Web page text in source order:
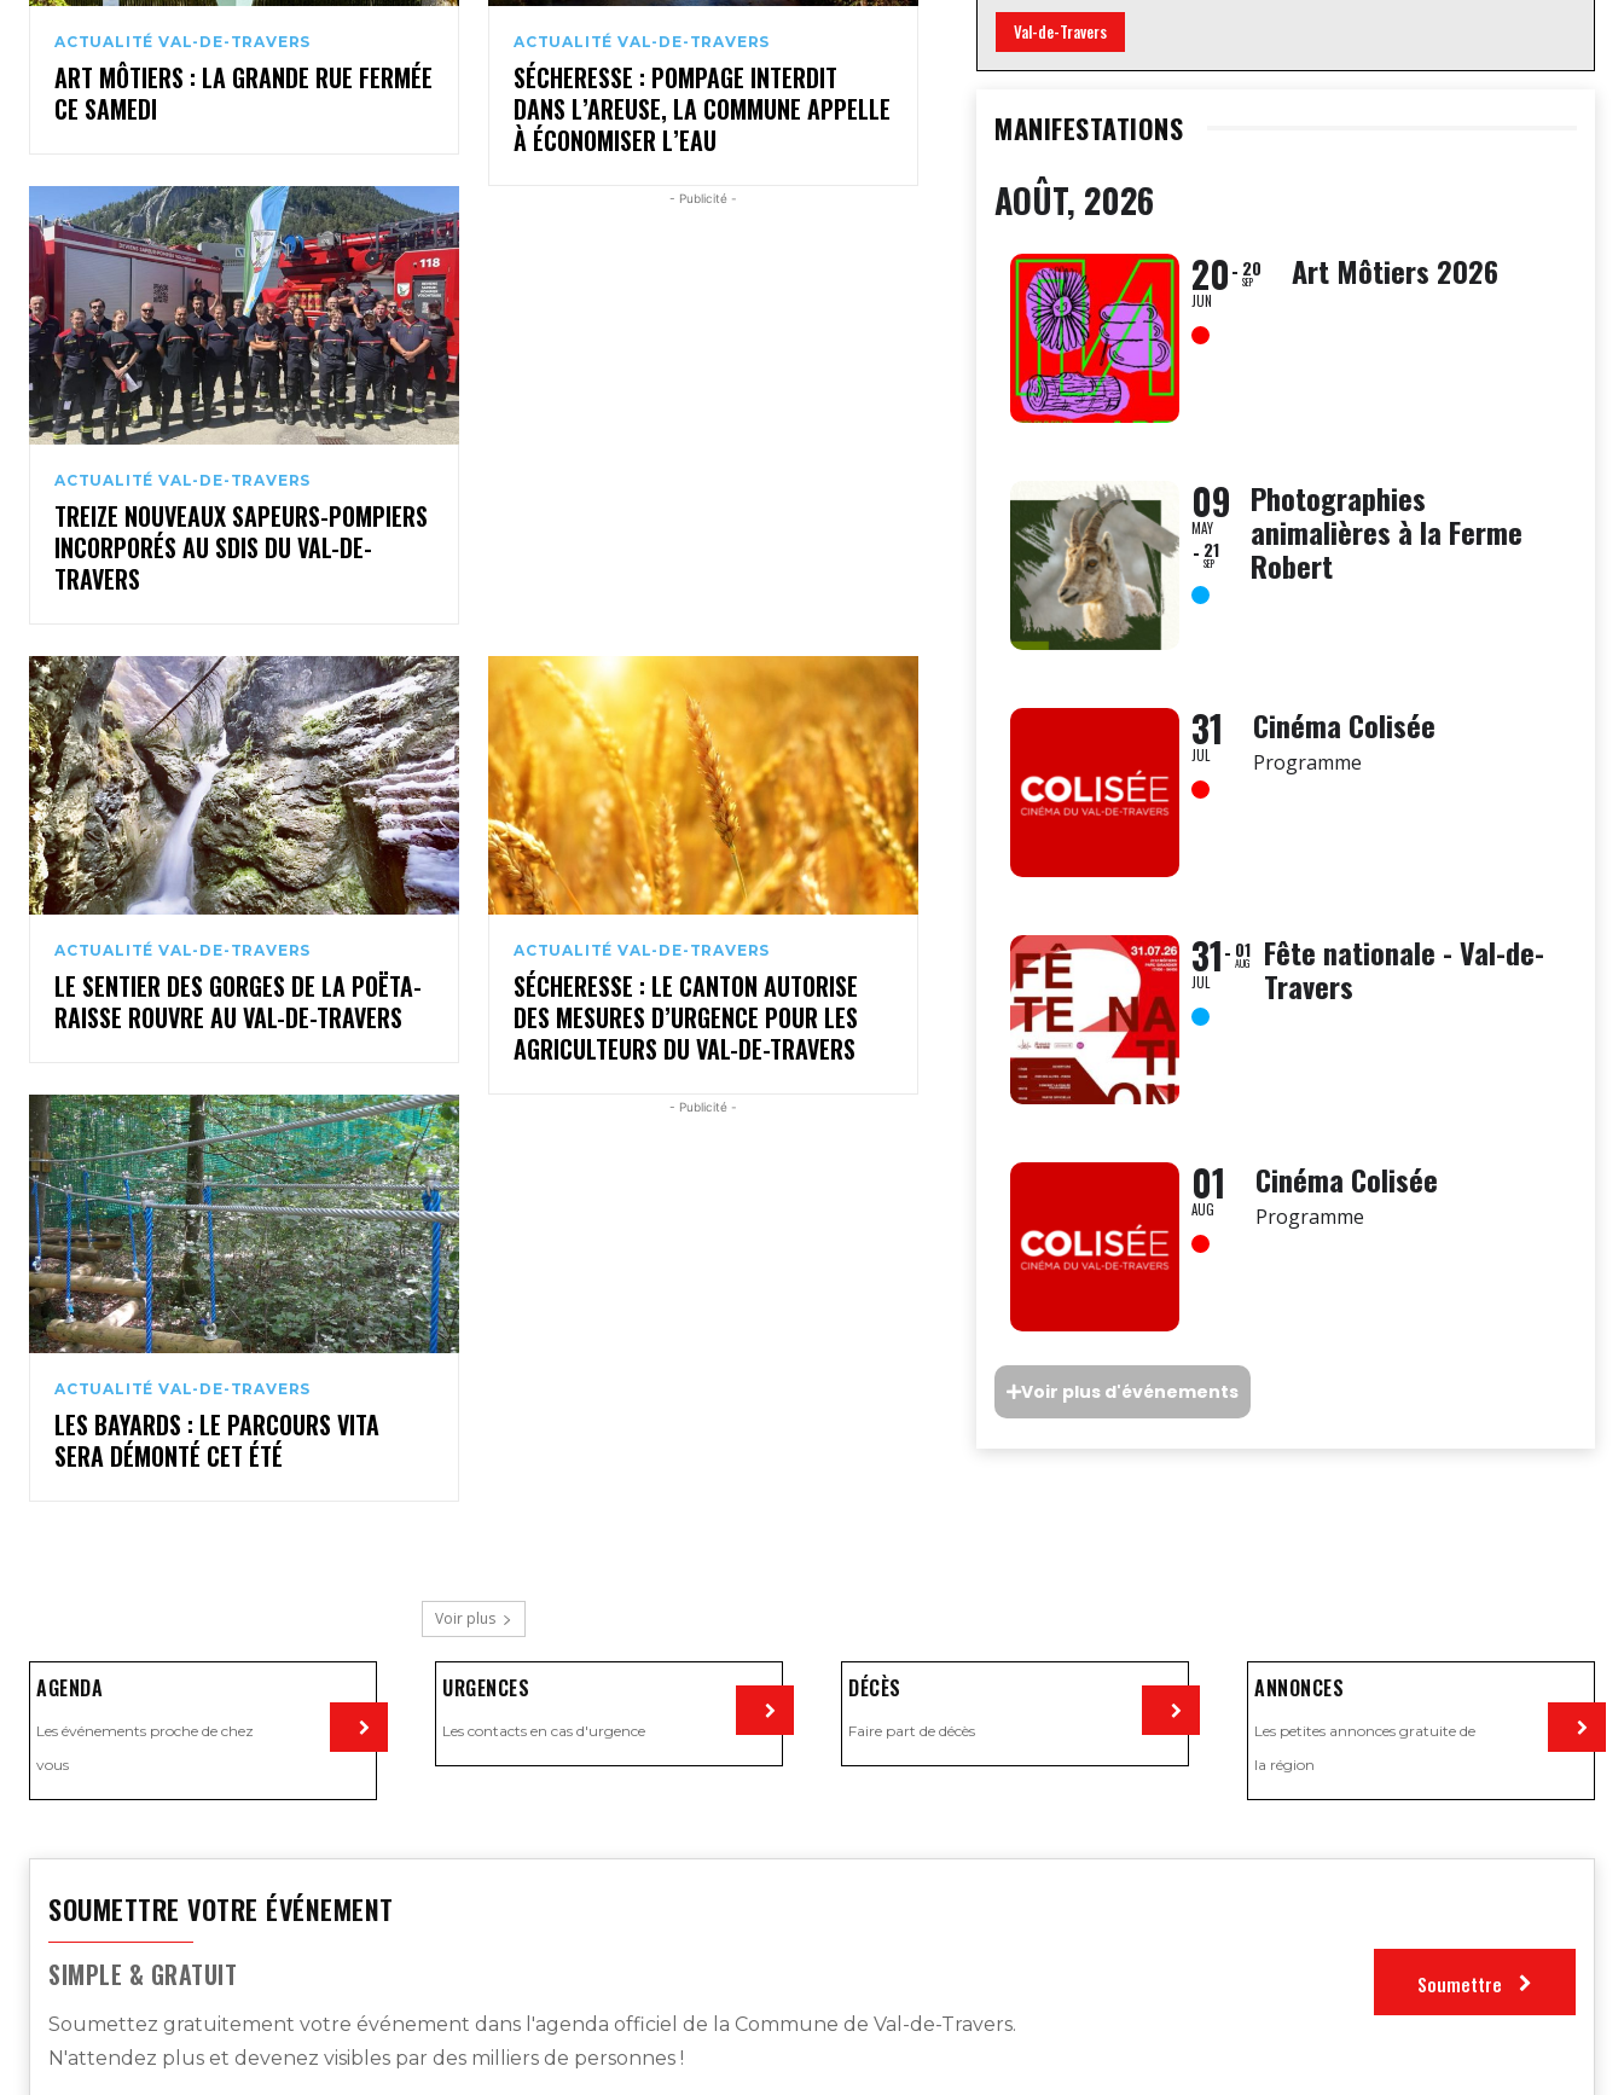
ACTUALITÉ VAL-DE-TRAVERS
ART MÔTIERS : LA GRANDE RUE FERMÉE
CE SAMEDI
ACTUALITÉ VAL-DE-TRAVERS
SÉCHERESSE : POMPAGE INTERDIT
DANS L’AREUSE, LA COMMUNE APPELLE
À ÉCONOMISER L’EAU
ACTUALITÉ VAL-DE-TRAVERS
TREIZE NOUVEAUX SAPEURS-POMPIERS
INCORPORÉS AU SDIS DU VAL-DE-
TRAVERS
- Publicité -
ACTUALITÉ VAL-DE-TRAVERS
LE SENTIER DES GORGES DE LA POËTA-
RAISSE ROUVRE AU VAL-DE-TRAVERS
ACTUALITÉ VAL-DE-TRAVERS
SÉCHERESSE : LE CANTON AUTORISE
DES MESURES D’URGENCE POUR LES
AGRICULTEURS DU VAL-DE-TRAVERS
ACTUALITÉ VAL-DE-TRAVERS
LES BAYARDS : LE PARCOURS VITA
SERA DÉMONTÉ CET ÉTÉ
- Publicité -
Voir plus
Val-de-Travers
MANIFESTATIONS
AOÛT, 2026
20
JUN
20
SEP Art Môtiers 2026
09
MAY
21
SEP
Photographies
animalières à la Ferme
Robert
31
JUL
Cinéma Colisée
Programme
31
JUL
01
AUG Fête nationale - Val-de-
Travers
01
AUG
Cinéma Colisée
Programme
Voir plus d'événements
AGENDA
Les événements proche de chez
vous
URGENCES
Les contacts en cas d'urgence
DÉCÈS
Faire part de décès
ANNONCES
Les petites annonces gratuite de
la région
SOUMETTRE VOTRE ÉVÉNEMENT
SIMPLE & GRATUIT
Soumettez gratuitement votre événement dans l'agenda officiel de la Commune de Val-de-Travers.
N'attendez plus et devenez visibles par des milliers de personnes !
Soumettre